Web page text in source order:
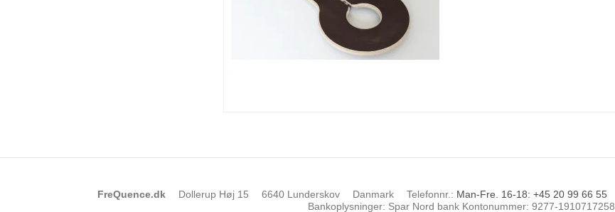
FreQuence.dk Dollerup Høj 15 6640 Lunderskov Danmark Telefonnr. : Man-Fre. 16-18: +45 20 99 66 55
Bankoplysninger: Spar Nord bank Kontonummer: 9277-1910717258